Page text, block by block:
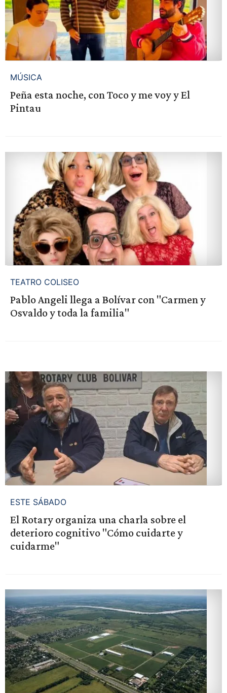
MÚSICA
Peña esta noche, con Toco y me voy y El
Pintau
TEATRO COLISEO
Pablo Angeli llega a Bolívar con "Carmen y
Osvaldo y toda la familia"
ESTE SÁBADO
El Rotary organiza una charla sobre el
deterioro cognitivo "Cómo cuidarte y
cuidarme"